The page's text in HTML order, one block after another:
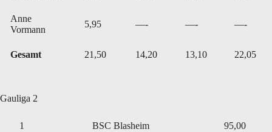
Anne
Vormann
5,95 —- —- —-
Gesamt 21,50 14,20 13,10 22,05
Gauliga 2
1 BSC Blasheim 95,00